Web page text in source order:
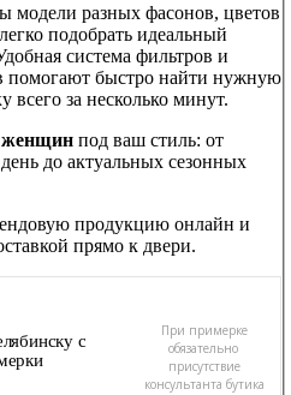
модели разных фасонов, цветов
подобрать идеальный
система фильтров и
помогают быстро найти нужную
за несколько минут.
женщин под ваш стиль: от
до актуальных сезонных
продукцию онлайн и
прямо к двери.
с
При примерке
обязательно
присутствие
консультанта бутика